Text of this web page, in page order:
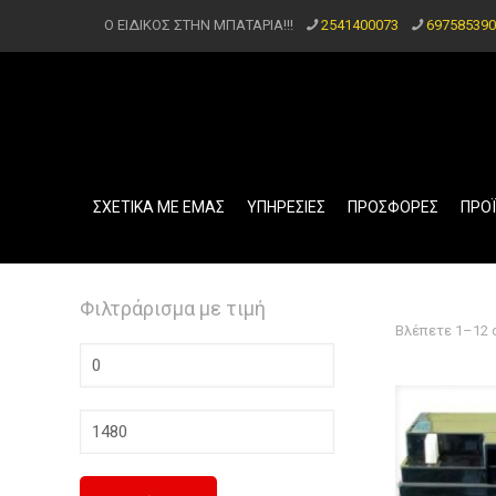
Ο ΕΙΔΙΚΟΣ ΣΤΗΝ ΜΠΑΤΑΡΙΑ!!! 2541400073
ΣΧΕΤΙΚΑ ΜΕ ΕΜΑΣ ΥΠΗΡΕΣΙΕΣ ΠΡΟΣΦΟΡΕΣ
Βλέπετε 1–12
Φιλτράρισμα με τιμή
Ελάχιστη
Μέγιστη